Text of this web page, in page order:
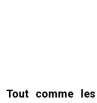
Tout comme